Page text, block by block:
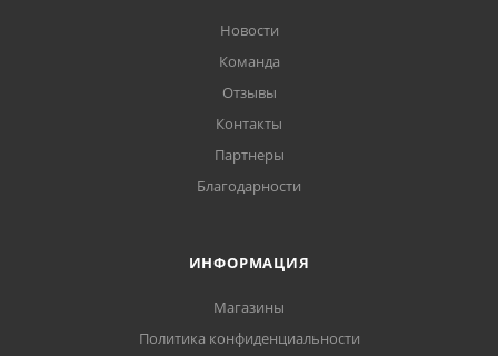
Новости
Команда
Отзывы
Контакты
Партнеры
Благодарности
ИНФОРМАЦИЯ
Магазины
Политика конфиденциальности